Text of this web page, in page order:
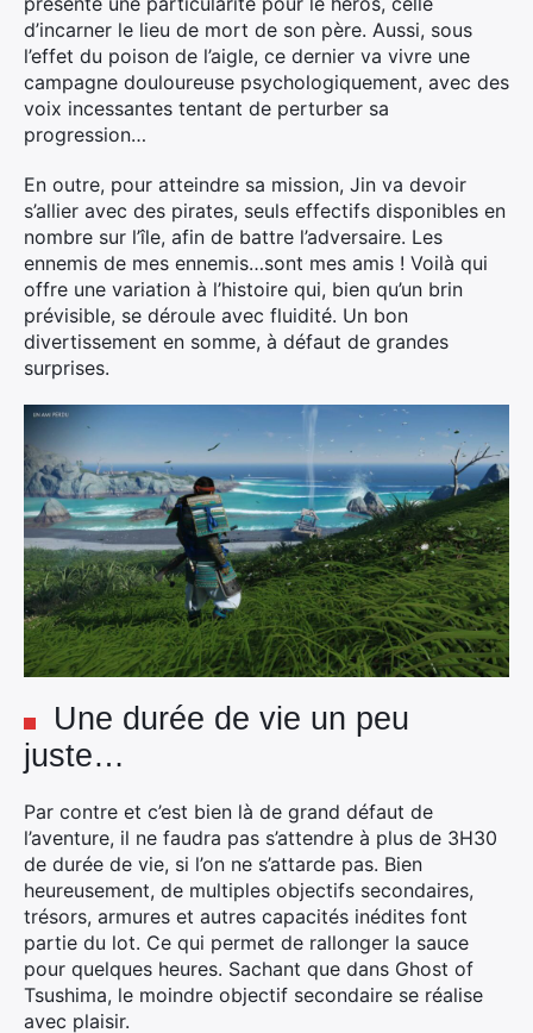
d’incarner le lieu de mort de son père. Aussi, sous
l’effet du poison de l’aigle, ce dernier va vivre une
campagne douloureuse psychologiquement, avec des
voix incessantes tentant de perturber sa
progression…
En outre, pour atteindre sa mission, Jin va devoir
s’allier avec des pirates, seuls effectifs disponibles en
nombre sur l’île, afin de battre l’adversaire. Les
ennemis de mes ennemis…sont mes amis ! Voilà qui
offre une variation à l’histoire qui, bien qu’un brin
prévisible, se déroule avec fluidité. Un bon
divertissement en somme, à défaut de grandes
surprises.
Une durée de vie un peu
juste…
Par contre et c’est bien là de grand défaut de
l’aventure, il ne faudra pas s’attendre à plus de 3H30
de durée de vie, si l’on ne s’attarde pas. Bien
heureusement, de multiples objectifs secondaires,
trésors, armures et autres capacités inédites font
partie du lot. Ce qui permet de rallonger la sauce
pour quelques heures. Sachant que dans Ghost of
Tsushima, le moindre objectif secondaire se réalise
avec plaisir.